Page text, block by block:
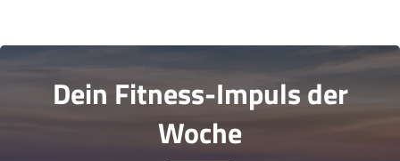
Dein Fitness-Impuls der
Woche